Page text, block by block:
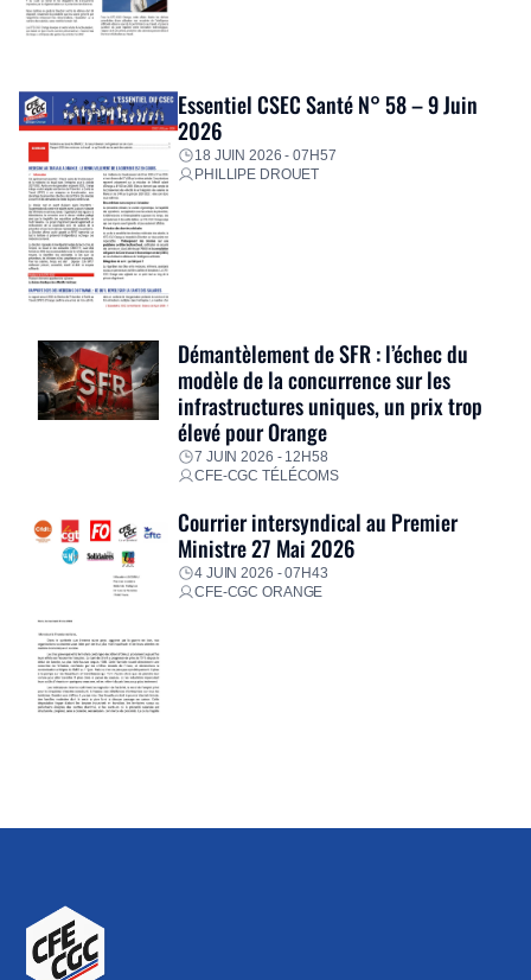
Essentiel CSEC Santé N° 58 – 9 Juin
2026
18 JUIN 2026 - 07H57
PHILLIPE DROUET
Démantèlement de SFR : l’échec du
modèle de la concurrence sur les
infrastructures uniques, un prix trop
élevé pour Orange
7 JUIN 2026 - 12H58
CFE-CGC TÉLÉCOMS
Courrier intersyndical au Premier
Ministre 27 Mai 2026
4 JUIN 2026 - 07H43
CFE-CGC ORANGE